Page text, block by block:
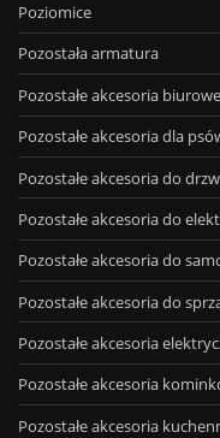
Poziomice
Pozostała armatura
Pozostałe akcesoria biurowe
Pozostałe akcesoria dla
Pozostałe akcesoria do
Pozostałe akcesoria do
Pozostałe akcesoria do
Pozostałe akcesoria do
Pozostałe akcesoria
Pozostałe akcesoria
Pozostałe akcesoria